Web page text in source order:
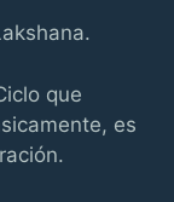
que
es